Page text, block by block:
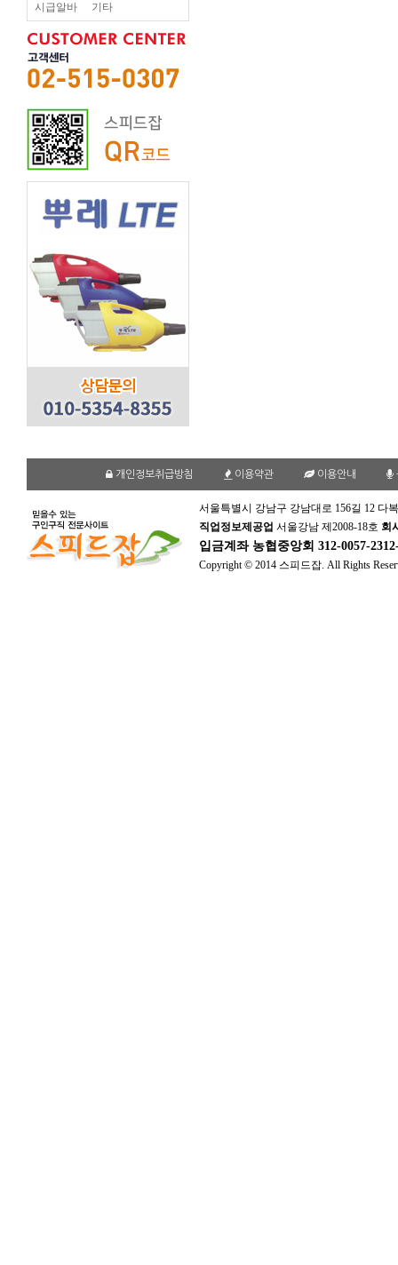
시급알바 기타
개인정보취급방침 이용약관 이용안내
서울특별시 강남구 강남대로 156길 12 다
직업정보제공업 서울강남 제2008-18호 회
입금계좌 농협중앙회 312-0057-
Copyright © 2014 스피드잡. All Rights